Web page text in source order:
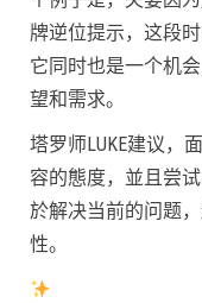
牌逆位提示，这段
它同时也是一个机
望和需求。
塔罗师LUKE建议，
容的態度，並且尝
於解决当前的问题
性。